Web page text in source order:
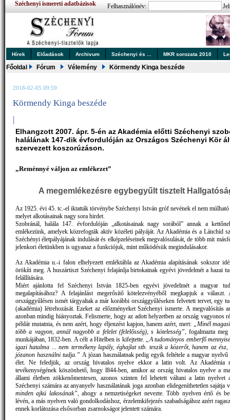
Széchenyi ismereti adatbázisok Felhasználónév:
Hírek Előadások Archivum Széchenyi és ... MKR sorozata 2010
Főoldal Fórum Vélemény Körmendy Kinga beszéde
2018-02-05 09:59
Körmendy Kinga beszéde
|
Elhangzott 2007. ápr. 5-én az Akadémia előtti Széchenyi
halálának 147-dik évfordulóján az Országos Széchenyi Kör
szervezett koszorúzáson.
„Reménnyé váljon az emlékezet”
A megemlékezésre egybegyűlt tisztelt
Az 1925. évi 45. tc.-el iktatták törvénybe Széchenyi István gróf nevének el nem múlható
melyet alkotásainak nagy sora hirdet.
Szobránál, halála 147. évfordulóján „alkotásainak nagy sorából” annak a
emlékezünk, amelyek közrefogták aktív közéleti pályáját. Az Akadémia és a Lánchíd
Széchényi életpályájának indulását és elképzeléseinek megvalósulását, de több mit
jelenkori életünkben is ugyanaz a funkciójuk, mint működésük megindulásakor.
Az Akadémia u.-i falon elhelyezett emléktábla az Akadémia alapításának sokszor
örökíti meg. A huszártiszt Széchenyi felajánlja birtokainak egyévi jövedelmét a hazai
felállítására.
Miért ajánlotta fel Széchenyi István 1825-ben egyévi jövedelmét a magyar
megalapításához? A felajánlást megerősítő kötelezvényéből megkapjuk a
országgyűlésen ismét tárgyaltak a már korábbi országgyűléseken felvetett tervet, egy
(akadémia) létrehozását. Ezeket az előzményeket Széchenyi ismerte. A megvalósítás
azonban mindig hiányoztak. Felismerte, hogy az adott helyzetben az ország vagyonos
példát mutatnia, és nem azért, hogy éljenzést kapjon, hanem azért, mert:„Minél
több a vagyon, annál nagyobb a felelet (felelősség), s kötelesség”, fogalmazta
munkájában, 1832-ben. A célt a Hitelben is kifejtette. „A tudományos emberfő
igazi hatalma ... nem termékeny lapály, éghajlat stb. teszik a közerőt, hanem az ész,
józanon használni tudja.” A józan használatnak pedig egyik feltétele a magyar nyelvű
élet. Ne feledjük, az ország hivatalos nyelve ekkor a latin volt. Az Akadémia
tevékenységének köszönhető, hogy l844-ben, amikor az ország hivatalos nyelve a
állami életben zökkenőmentesen, azonos szinten fel lehetett váltani a latin nyelvet
Széchenyi számára az anyanyelv használatának joga azonban elidegeníthetetlen sajátja
minden ajkú lakosának”, ahogy a nemzetiségeket nevezte. Több nyelven értő és
lévén, a más nyelven való gondolkodáshoz, érzelemkifejezés szabadságához azért
ennek korlátozása elsősorban zsarnokságot jelentett számára.